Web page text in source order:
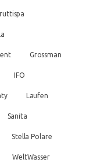
Grossman
IFO
Laufen
Sanita
Stella Polare
WeltWasser